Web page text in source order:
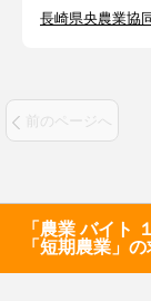
長崎県央農業協
前のページへ
「農業 バイト
「短期農業」